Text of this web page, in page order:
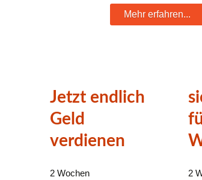
Mehr erfahren...
Jetzt endlich
Geld
verdienen
2 Wochen
2